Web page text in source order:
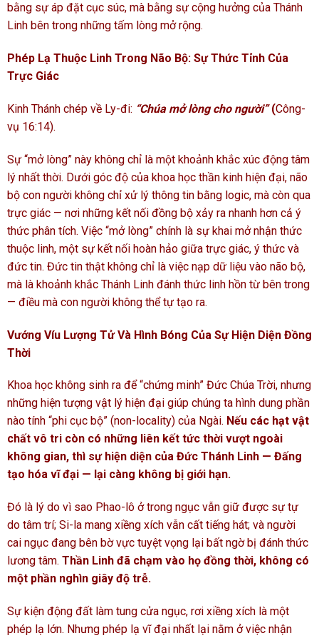
bằng sự áp đặt cục súc, mà bằng sự cộng hưởng của Thánh
Linh bên trong những tấm lòng mở rộng.
Phép Lạ Thuộc Linh Trong Não Bộ: Sự Thức Tỉnh Của
Trực Giác
Kinh Thánh chép về Ly-đi: “Chúa mở lòng cho người”(Công-
vụ 16:14).
Sự “mở lòng” này không chỉ là một khoảnh khắc xúc động tâm
lý nhất thời. Dưới góc độ của khoa học thần kinh hiện đại, não
bộ con người không chỉ xử lý thông tin bằng logic, mà còn qua
trực giác — nơi những kết nối đồng bộ xảy ra nhanh hơn cả ý
thức phân tích. Việc “mở lòng” chính là sự khai mở nhận thức
thuộc linh, một sự kết nối hoàn hảo giữa trực giác, ý thức và
đức tin. Đức tin thật không chỉ là việc nạp dữ liệu vào não bộ,
mà là khoảnh khắc Thánh Linh đánh thức linh hồn từ bên trong
— điều mà con người không thể tự tạo ra.
Vướng Víu Lượng Tử Và Hình Bóng Của Sự Hiện Diện Đồng
Thời
Khoa học không sinh ra để “chứng minh” Đức Chúa Trời, nhưng
những hiện tượng vật lý hiện đại giúp chúng ta hình dung phần
nào tính “phi cục bộ” (non-locality) của Ngài. Nếu các hạt vật
chất vô tri còn có những liên kết tức thời vượt ngoài
không gian, thì sự hiện diện của Đức Thánh Linh — Đấng
tạo hóa vĩ đại — lại càng không bị giới hạn.
Đó là lý do vì sao Phao-lô ở trong ngục vẫn giữ được sự tự
do tâm trí; Si-la mang xiềng xích vẫn cất tiếng hát; và người
cai ngục đang bên bờ vực tuyệt vọng lại bất ngờ bị đánh thức
lương tâm. Thần Linh đã chạm vào họ đồng thời, không có
một phần nghìn giây độ trễ.
Sự kiện động đất làm tung cửa ngục, rơi xiềng xích là một
phép lạ lớn. Nhưng phép lạ vĩ đại nhất lại nằm ở việc nhận